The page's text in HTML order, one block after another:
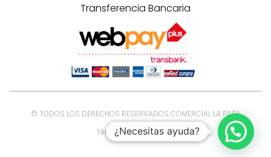
Transferencia Bancaria
© TODOS LOS DERECHOS RESERVADOS COMERCIAL LA PAPA
Términos y Condiciones
¿Necesitas ayuda?